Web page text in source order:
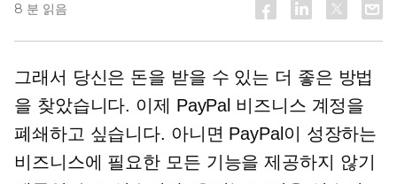
8 분 읽음
그래서 당신은 돈을 받을 수 있는 더 좋은 방법
을 찾았습니다. 이제 PayPal 비즈니스 계정을
폐쇄하고 싶습니다. 아니면 PayPal이 성장하는
비즈니스에 필요한 모든 기능을 제공하지 않기